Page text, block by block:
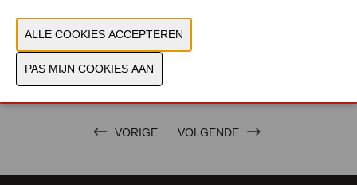
PRODUCTGROEP
FOTO'S
VORIGE VOLGENDE